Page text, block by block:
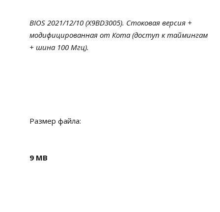
BIOS 2021/12/10 (X9BD3005). Стоковая версия +
модифицированная от Кота (доступ к таймингам
+ шина 100 Мгц).
Размер файла:
9 MB